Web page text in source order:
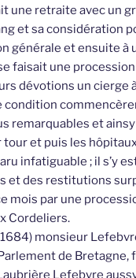
une retraite avec un
et sa considération
générale et ensuite à
faisait une
dévotions un cierge
condition
remarquables et
tour et puis les
infatiguable ; il s’y
et des restitutions
mois par une
Cordeliers.
monsieur
de Bretagne,
Lefebvre